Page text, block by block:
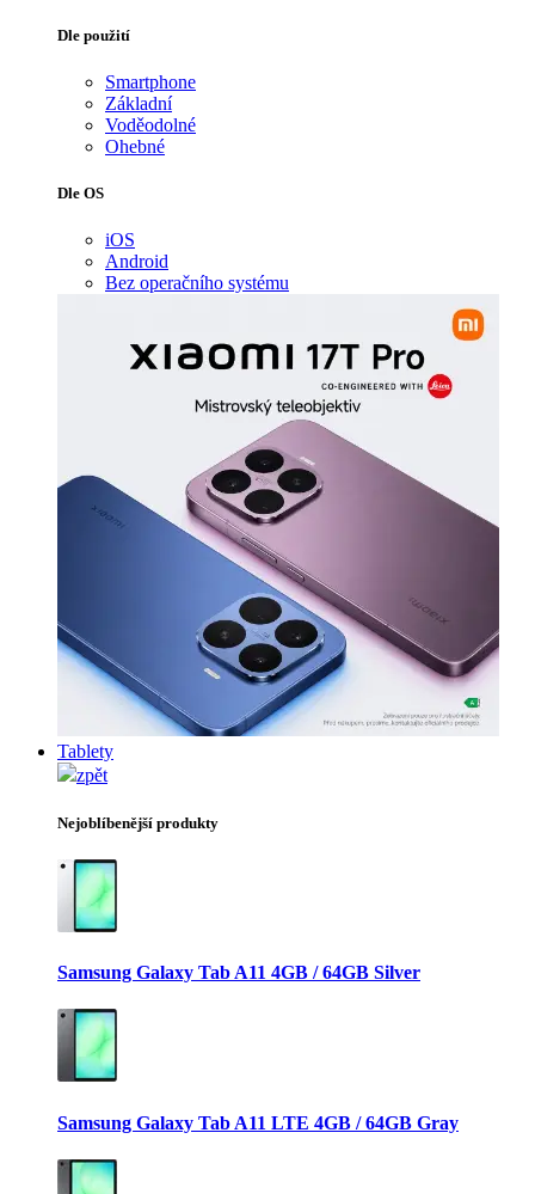
Dle použití
Smartphone
Základní
Voděodolné
Ohebné
Dle OS
iOS
Android
Bez operačního systému
Tablety
zpět
Nejoblíbenější produkty
Samsung Galaxy Tab A11 4GB / 64GB Silver
Samsung Galaxy Tab A11 LTE 4GB / 64GB Gray